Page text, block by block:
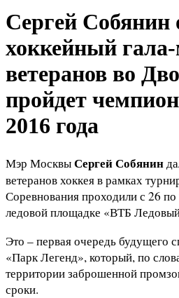
Сергей
хоккейный
ветеранов во
пройдет
2016 года
Мэр МосквыСергей Собянин
ветеранов хоккея в рамках
Соревнования проходили с 26
ледовой площадке «ВТБ
Это – первая очередь будущего
«Парк Легенд», который, по
территории заброшенной
сроки.